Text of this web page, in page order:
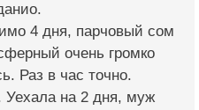
4 дня, парчовый сом
очень громко
Раз в час точно.
Уехала на 2 дня, муж